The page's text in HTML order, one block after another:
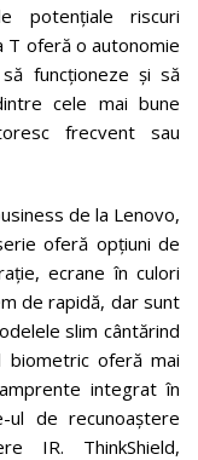
potențiale riscuri
T oferă o autonomie
funcționeze și să
cele mai bune
frecvent sau
de la Lenovo,
oferă opțiuni de
ecrane în culori
de rapidă, dar sunt
slim cântărind
biometric oferă mai
integrat în
de recunoaștere
IR. ThinkShield,